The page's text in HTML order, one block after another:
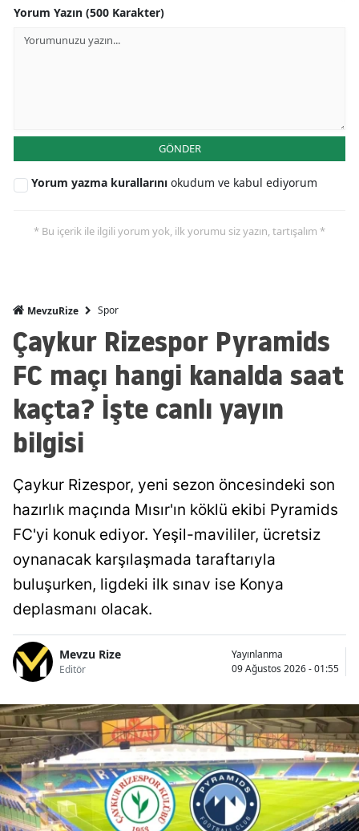
Yorum Yazın (500 Karakter)
GÖNDER
Yorum yazma kurallarını okudum ve kabul ediyorum
* Bu içerik ile ilgili yorum yok, ilk yorumu siz yazın, tartışalım *
MevzuRize Spor
Çaykur Rizespor Pyramids
FC maçı hangi kanalda saat
kaçta? İşte canlı yayın
bilgisi
Çaykur Rizespor, yeni sezon öncesindeki son
hazırlık maçında Mısır'ın köklü ekibi Pyramids
FC'yi konuk ediyor. Yeşil-mavililer, ücretsiz
oynanacak karşılaşmada taraftarıyla
buluşurken, ligdeki ilk sınav ise Konya
deplasmanı olacak.
Mevzu Rize
Editör
Yayınlanma
09 Ağustos 2026 - 01:55